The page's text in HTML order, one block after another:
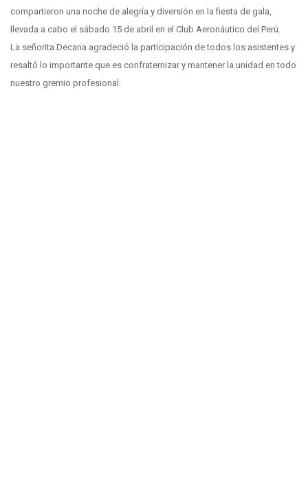
compartieron una noche de alegría y diversión en la fiesta de gala,
llevada a cabo el sábado 15 de abril en el Club Aeronáutico del Perú.
La señorita Decana agradeció la participación de todos los asistentes y
resaltó lo importante que es confraternizar y mantener la unidad en todo
nuestro gremio profesional.